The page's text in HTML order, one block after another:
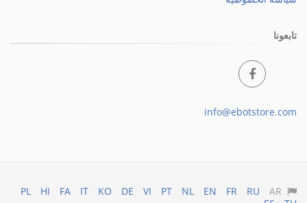
تابعونا
info@ebotstore.com
RU
FR
EN
NL
PT
VI
DE
KO
IT
FA
HI
PL